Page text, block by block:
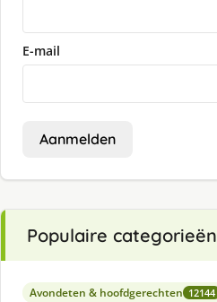
E-mail
Aanmelden
Populaire categorieën
Avondeten & hoofdgerechten 12144